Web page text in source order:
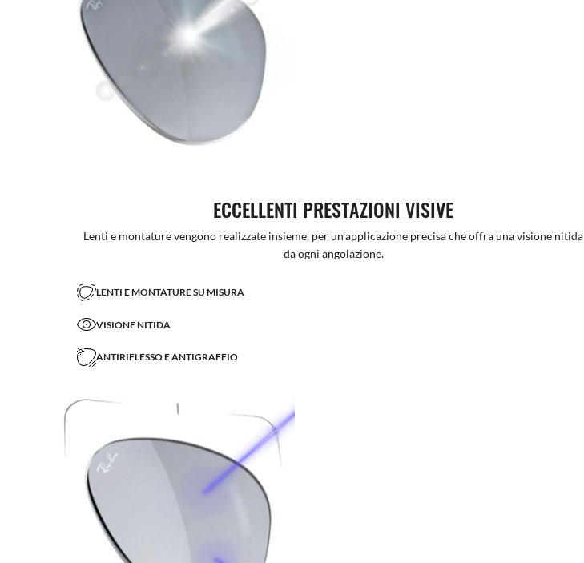
ECCELLENTI PRESTAZIONI VISIVE
Lenti e montature vengono realizzate insieme, per un'applicazione precisa che offra una visione nitida
da ogni angolazione.
LENTI E MONTATURE SU MISURA
VISIONE NITIDA
ANTIRIFLESSO E ANTIGRAFFIO